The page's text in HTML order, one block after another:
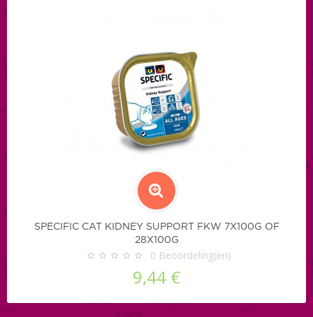
SPECIFIC CAT KIDNEY SUPPORT FKW 7X100G OF
28X100G
0 Beoordeling(en)
9,44 €